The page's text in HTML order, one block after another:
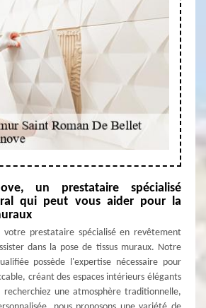
un prestataire spécialisé
qui peut vous aider pour la
votre prestataire spécialisé en revêtement
dans la pose de tissus muraux. Notre
possède l'expertise nécessaire pour
créant des espaces intérieurs élégants
recherchiez une atmosphère traditionnelle,